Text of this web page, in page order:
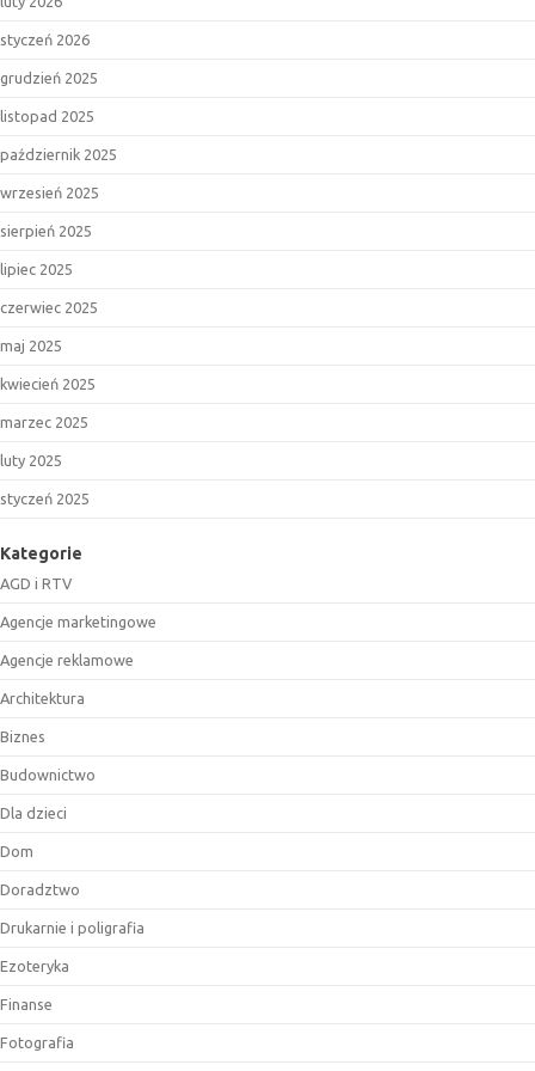
styczeń 2026
grudzień 2025
listopad 2025
październik 2025
wrzesień 2025
sierpień 2025
lipiec 2025
czerwiec 2025
maj 2025
kwiecień 2025
marzec 2025
luty 2025
styczeń 2025
Kategorie
AGD i RTV
Agencje marketingowe
Agencje reklamowe
Architektura
Biznes
Budownictwo
Dla dzieci
Dom
Doradztwo
Drukarnie i poligrafia
Ezoteryka
Finanse
Fotografia